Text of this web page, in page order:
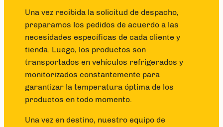
Una vez recibida la solicitud de despacho,
preparamos los pedidos de acuerdo a las
necesidades específicas de cada cliente y
tienda. Luego, los productos son
transportados en vehículos refrigerados y
monitorizados constantemente para
garantizar la temperatura óptima de los
productos en todo momento.
Una vez en destino, nuestro equipo de